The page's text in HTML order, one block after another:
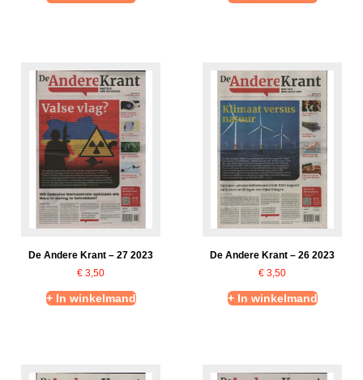
De Andere Krant – 27 2023
€ 3,50
+ In winkelmand
De Andere Krant – 26 2023
€ 3,50
+ In winkelmand